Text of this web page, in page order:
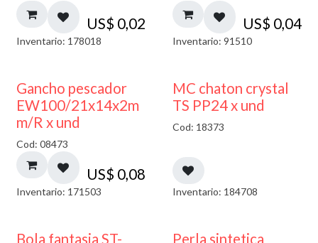
US$ 0,02
Inventario: 178018
US$ 0,04
Inventario: 91510
Gancho pescador
EW100/21x14x2m
m/R x und
Cod: 08473
US$ 0,08
Inventario: 171503
MC chaton crystal
TS PP24 x und
Cod: 18373
Inventario: 184708
Bola fantasia ST- Perla sintetica